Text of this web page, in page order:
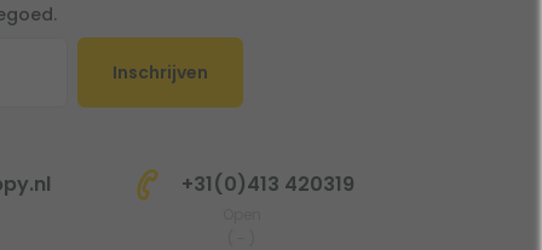
Inschrijven
+31(0)413 420319